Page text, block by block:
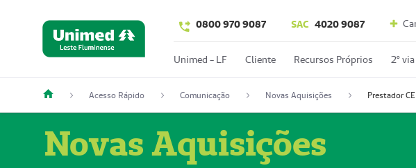
0800 970 9087 SAC 4020 9087
Unimed - LF Cliente Recursos Próprios 2º
Acesso Rápido Comunicação Novas Aquisições
Novas Aquisições